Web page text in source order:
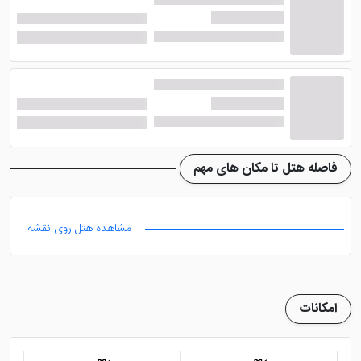
رستوران و بار هتل کورال دبی
این هتل 3 گزینه مختلف را برای صرف غذا و نوشیدنی به شما
پیشنهاد می دهد. 1-
رستوران هتل کورال دیره دبی با
بار با انواع نوشیدنی های الکلی و غیر الکلی، پیشنهاد این
هتل دبی به شما هستند تا بتوانید بسته به سلیقه و ذائقه
مجموعه آبی و ورزشی هتل کورال دبی
مجموعه آبی هتل کورال دیره دبی در پشت بام هتل قرار
فاصله هتل تا مکان های مهم
مشاهده هتل روی نقشه
امکانات